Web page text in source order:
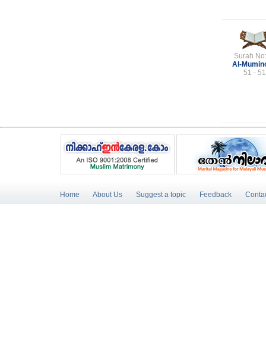
Surah
Al-
51 - 51
Home About Us Suggest a topic Feedback